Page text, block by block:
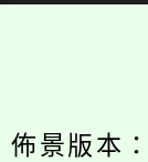
佈景版本：